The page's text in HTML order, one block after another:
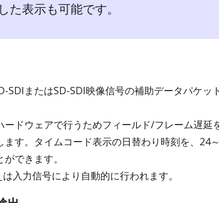
た表示も可能です。
SDIまたはSD-SDI映像信号の補助データパケ
ドウェアで行うためフィールド/フレーム遅
ます。タイムコード表示の日替わり時刻を、
できます。
入力信号により自動的に行われます。